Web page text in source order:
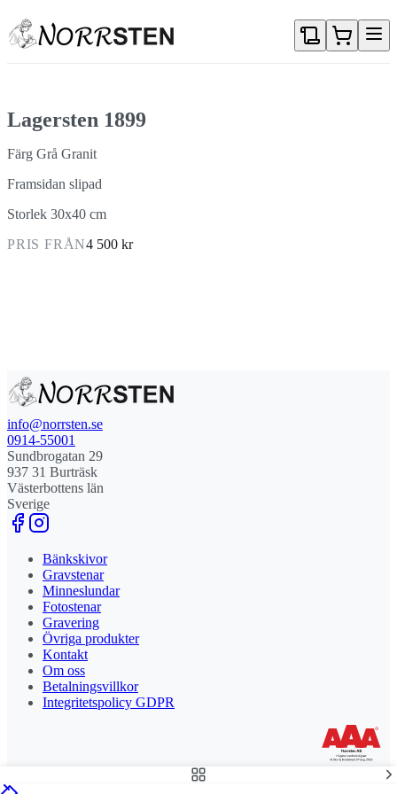
Lagersten 1899
Färg Grå Granit
Framsidan slipad
Storlek 30x40 cm
PRIS FRÅN4 500 kr
info@norrsten.se
0914-55001
Sundbrogatan 29
937 31 Burträsk
Västerbottens län
Sverige
Bänkskivor
Gravstenar
Minneslundar
Fotostenar
Gravering
Övriga produkter
Kontakt
Om oss
Betalningsvillkor
Integritetspolicy GDPR
Stolt leverantör och delägare till Steny AB